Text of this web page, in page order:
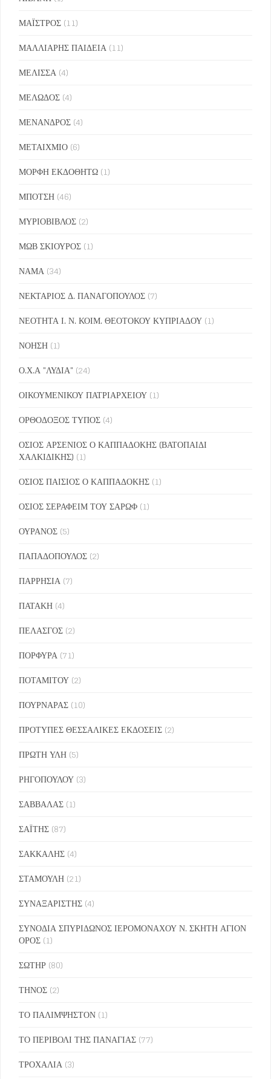
ΜΑΪΣΤΡΟΣ (11)
ΜΑΛΛΙΑΡΗΣ ΠΑΙΔΕΙΑ (11)
ΜΕΛΙΣΣΑ (4)
ΜΕΛΩΔΟΣ (4)
ΜΕΝΑΝΔΡΟΣ (4)
ΜΕΤΑΙΧΜΙΟ (6)
ΜΟΡΦΗ ΕΚΔΟΘΗΤΩ (1)
ΜΠΟΤΣΗ (46)
ΜΥΡΙΟΒΙΒΛΟΣ (2)
ΜΩΒ ΣΚΙΟΥΡΟΣ (1)
ΝΑΜΑ (34)
ΝΕΚΤΑΡΙΟΣ Δ. ΠΑΝΑΓΟΠΟΥΛΟΣ (7)
ΝΕΟΤΗΤΑ Ι. Ν. ΚΟΙΜ. ΘΕΟΤΟΚΟΥ ΚΥΠΡΙΑΔΟΥ (1)
ΝΟΗΣΗ (1)
Ο.Χ.Α "ΛΥΔΙΑ" (24)
ΟΙΚΟΥΜΕΝΙΚΟΥ ΠΑΤΡΙΑΡΧΕΙΟΥ (1)
ΟΡΘΟΔΟΞΟΣ ΤΥΠΟΣ (4)
ΟΣΙΟΣ ΑΡΣΕΝΙΟΣ Ο ΚΑΠΠΑΔΟΚΗΣ (ΒΑΤΟΠΑΙΔΙ
ΧΑΛΚΙΔΙΚΗΣ) (1)
ΟΣΙΟΣ ΠΑΙΣΙΟΣ Ο ΚΑΠΠΑΔΟΚΗΣ (1)
ΟΣΙΟΣ ΣΕΡΑΦΕΙΜ ΤΟΥ ΣΑΡΩΦ (1)
ΟΥΡΑΝΟΣ (5)
ΠΑΠΑΔΟΠΟΥΛΟΣ (2)
ΠΑΡΡΗΣΙΑ (7)
ΠΑΤΑΚΗ (4)
ΠΕΛΑΣΓΟΣ (2)
ΠΟΡΦΥΡΑ (71)
ΠΟΤΑΜΙΤΟΥ (2)
ΠΟΥΡΝΑΡΑΣ (10)
ΠΡΟΤΥΠΕΣ ΘΕΣΣΑΛΙΚΕΣ ΕΚΔΟΣΕΙΣ (2)
ΠΡΩΤΗ ΥΛΗ (5)
ΡΗΓΟΠΟΥΛΟΥ (3)
ΣΑΒΒΑΛΑΣ (1)
ΣΑΪΤΗΣ (87)
ΣΑΚΚΑΛΗΣ (4)
ΣΤΑΜΟΥΛΗ (21)
ΣΥΝΑΞΑΡΙΣΤΗΣ (4)
ΣΥΝΟΔΙΑ ΣΠΥΡΙΔΩΝΟΣ ΙΕΡΟΜΟΝΑΧΟΥ Ν. ΣΚΗΤΗ ΑΓΙΟΝ
ΟΡΟΣ (1)
ΣΩΤΗΡ (80)
ΤΗΝΟΣ (2)
ΤΟ ΠΑΛΙΜΨΗΣΤΟΝ (1)
ΤΟ ΠΕΡΙΒΟΛΙ ΤΗΣ ΠΑΝΑΓΙΑΣ (77)
ΤΡΟΧΑΛΙΑ (3)